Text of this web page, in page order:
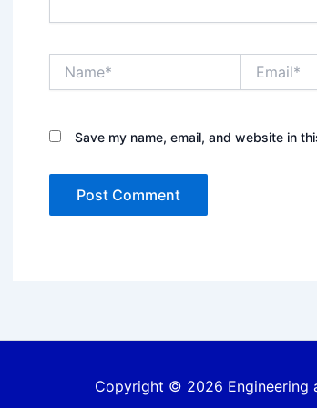
Save my name, email, and website in
Copyright © 2026 Engineering